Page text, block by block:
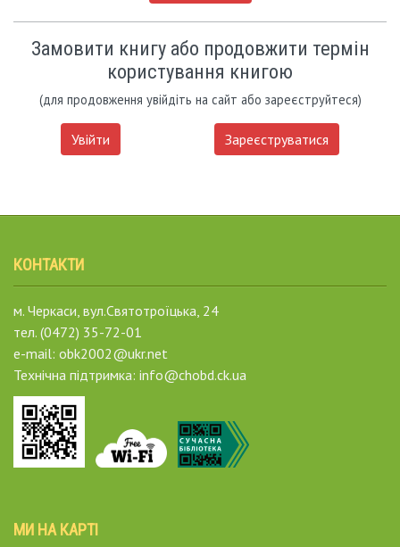
Замовити книгу або продовжити термін
користування книгою
(для продовження увійдіть на сайт або зареєструйтеся)
Увійти Зареєструватися
КОНТАКТИ
м. Черкаси, вул.Святотроїцька, 24
тел. (0472) 35-72-01
e-mail: obk2002@ukr.net
Технічна підтримка: info@chobd.ck.ua
МИ НА КАРТІ